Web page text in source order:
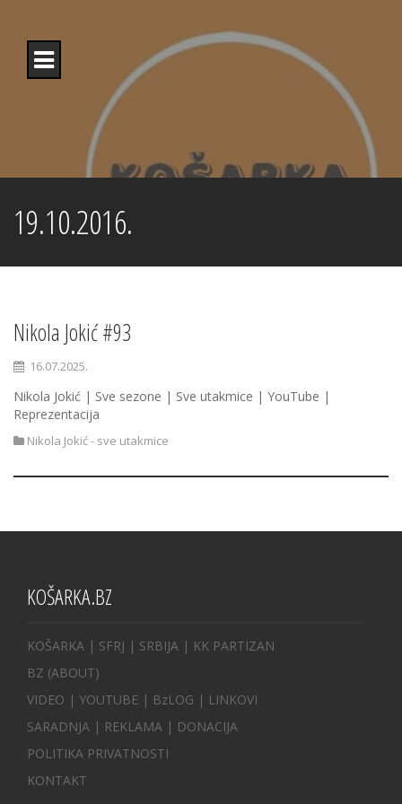
content
19.10.2016.
Nikola Jokić #93
16.07.2025.
Nikola Jokić | Sve sezone | Sve utakmice | YouTube |
Reprezentacija
Nikola Jokić - sve utakmice
KOŠARKA.BZ
KOŠARKA | SFRJ | SRBIJA | KK PARTIZAN
BZ (ABOUT)
VIDEO | YOUTUBE | BzLOG | LINKOVI
SARADNJA | REKLAMA | DONACIJA
POLITIKA PRIVATNOSTI
KONTAKT